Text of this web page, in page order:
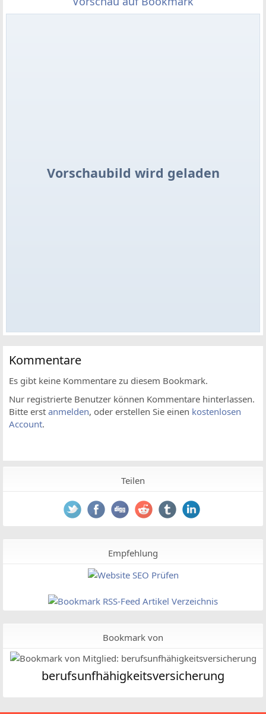
Vorschaubild wird geladen
Kommentare
Es gibt keine Kommentare zu diesem Bookmark.
Nur registrierte Benutzer können Kommentare hinterlassen.
Bitte erst anmelden, oder erstellen Sie einen kostenlosen
Account.
Teilen
Empfehlung
Bookmark von
berufsunfhähigkeitsversicherung